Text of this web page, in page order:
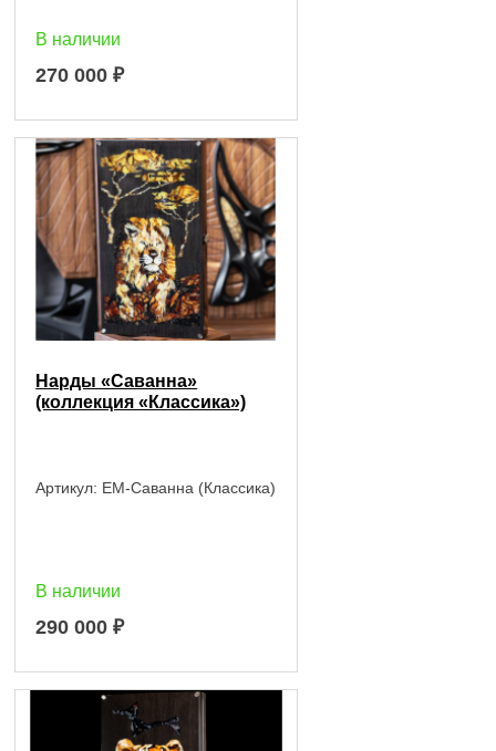
В наличии
270 000 ₽
Нарды «Саванна»
(коллекция «Классика»)
Артикул: EM-Саванна (Классика)
В наличии
290 000 ₽